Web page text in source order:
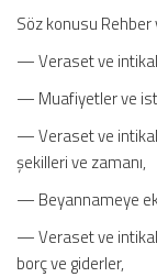
Söz konusu Rehber
— Veraset ve intikal
— Muafiyetler ve
— Veraset ve intikal
şekilleri ve zamanı,
— Beyannameye
— Veraset ve intikal
borç ve giderler,